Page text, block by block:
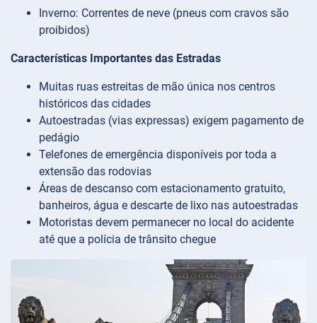
Inverno: Correntes de neve (pneus com cravos são
proibidos)
Características Importantes das Estradas
Muitas ruas estreitas de mão única nos centros
históricos das cidades
Autoestradas (vias expressas) exigem pagamento de
pedágio
Telefones de emergência disponíveis por toda a
extensão das rodovias
Áreas de descanso com estacionamento gratuito,
banheiros, água e descarte de lixo nas autoestradas
Motoristas devem permanecer no local do acidente
até que a polícia de trânsito chegue